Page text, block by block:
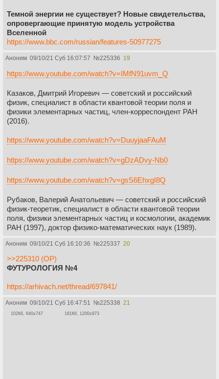
направить средства на создание крупных детекторов,
которые сильно увеличат отлов космических частиц.
Прошлое показывает, что большая группа умных людей
ситуации.И я уверен, что в том или ином виде физика
отвечает на самые фундаментальные вопросы об
Прогресс не остановишь.
https://elementy.ru/novosti_nauki/433495/Vladimir_Shiltsev_o_to
m_kak_izmenitsya_uskoritelnaya_fizika_v_blizhayshie_desyatil
etiya/t21093/Fizika
Темной энергии не существует? Новые свидетельства,
опровергающие принятую модель устройства
Вселенной
https://www.bbc.com/russian/features-50977275
Аноним 09/10/21 Суб 16:07:57 №225336 19
https://www.youtube.com/watch?v=IMfN91uvm_Q
Казаков, Дмитрий Игоревич — советский и российский
физик, специалист в области квантовой теории поля и
физики элементарных частиц, член-корреспондент РАН
(2016).
https://www.youtube.com/watch?v=DuuyjaaFAuM
https://www.youtube.com/watch?v=gDzADvy-Nb0
https://www.youtube.com/watch?v=gsS6EhxgI8Q
Рубаков, Валерий Анатольевич — советский и российский
физик-теоретик, специалист в области квантовой теории
поля, физики элементарных частиц и космологии, академик
РАН (1997), доктор физико-математических наук (1989).
Аноним 09/10/21 Суб 16:10:36 №225337 20
>>225310 (OP)
ФУТУРОЛОГИЯ №4
https://arhivach.net/thread/697841/
Аноним 09/10/21 Суб 16:47:51 №225338 21
102Кб, 640x747 181Кб, 1200x973